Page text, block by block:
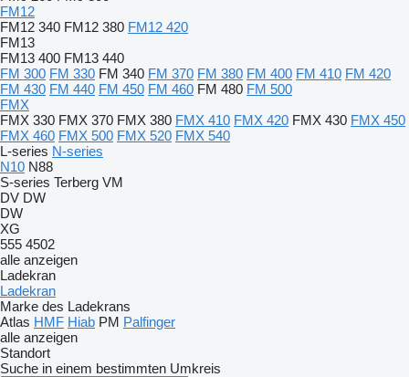
FM12
FM12 340 FM12 380 FM12 420
FM13
FM13 400 FM13 440
FM 300 FM 330 FM 340 FM 370 FM 380 FM 400 FM 410 FM 420
FM 430 FM 440 FM 450 FM 460 FM 480 FM 500
FMX
FMX 330 FMX 370 FMX 380 FMX 410 FMX 420 FMX 430 FMX 450
FMX 460 FMX 500 FMX 520 FMX 540
L-series N-series
N10 N88
S-series Terberg VM
DV DW
DW
XG
555 4502
alle anzeigen
Ladekran
Ladekran
Marke des Ladekrans
Atlas HMF Hiab PM Palfinger
alle anzeigen
Standort
Suche in einem bestimmten Umkreis